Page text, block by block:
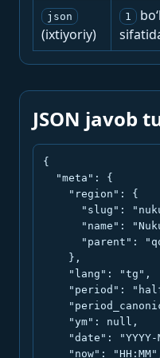
json
(ixtiyoriy)
1
JSON javob
{
  "meta": {
    "region": {
"slug":
"name":
"parent":
    },
    "lang": "tg",
"period":
    "ym": null,
"date": "YYYY-
"now":